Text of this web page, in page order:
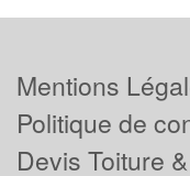
Mentions
Politique de
Devis Toiture